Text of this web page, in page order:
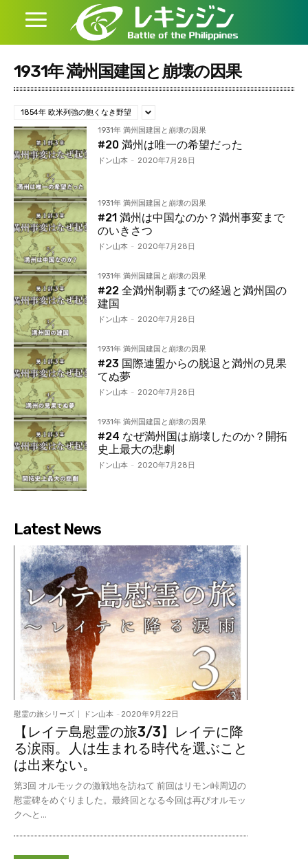
1931年 満州国建国と崩壊の因果
1854年 欧米列強の飽くなき野望
1931年 満州国建国と崩壊の因果
#20 満州は唯一の希望だった
ドン山本 - 2020年7月28日
1931年 満州国建国と崩壊の因果
#21 満州は中国なのか？満州事変まで
のいきさつ
ドン山本 - 2020年7月28日
1931年 満州国建国と崩壊の因果
#22 全満州制覇までの経過と満州国の
建国
ドン山本 - 2020年7月28日
1931年 満州国建国と崩壊の因果
#23 国際連盟からの脱退と満州の見果
てぬ夢
ドン山本 - 2020年7月28日
1931年 満州国建国と崩壊の因果
#24 なぜ満州国は崩壊したのか？開拓
史上最大の悲劇
ドン山本 - 2020年7月28日
Latest News
慰霊の旅シリーズ ドン山本 - 2020年9月22日
【レイテ島慰霊の旅3/3】レイテに降
る涙雨。人は生まれる時代を選ぶこと
は出来ない。
第3回 オルモックの激戦地を訪ねて 前回はリモン峠周辺の
慰霊碑をめぐりました。最終回となる今回は再びオルモッ
クへと...